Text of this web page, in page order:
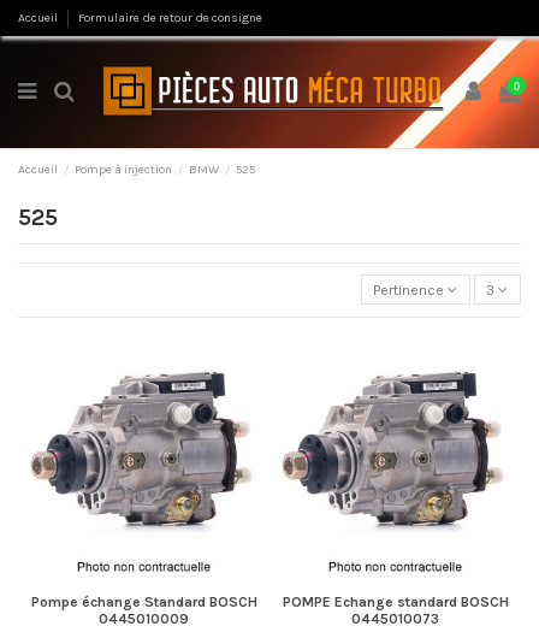
Accueil Formulaire de retour de consigne
0
Accueil Pompe à injection BMW 525
525
Pertinence 3
Pompe échange Standard BOSCH
0445010009
POMPE Echange standard BOSCH
0445010073